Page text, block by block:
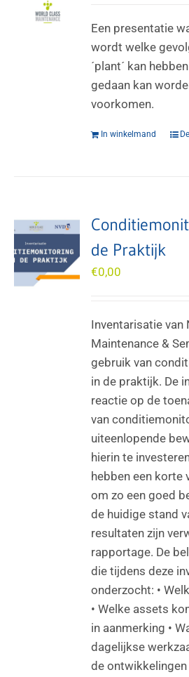
Een presentatie
wordt welke
´plant´ kan
gedaan kan
voorkomen.
In winkelmand
de Praktijk
€0,00
Inventarisatie van
Maintenance &
gebruik van
in de praktijk. De
reactie op de
van
uiteenlopende
hierin te
hebben een korte
om zo een goed
de huidige stand
resultaten zijn
rapportage. De
die tijdens deze
onderzocht: •
• Welke assets
in aanmerking •
dagelijkse
de